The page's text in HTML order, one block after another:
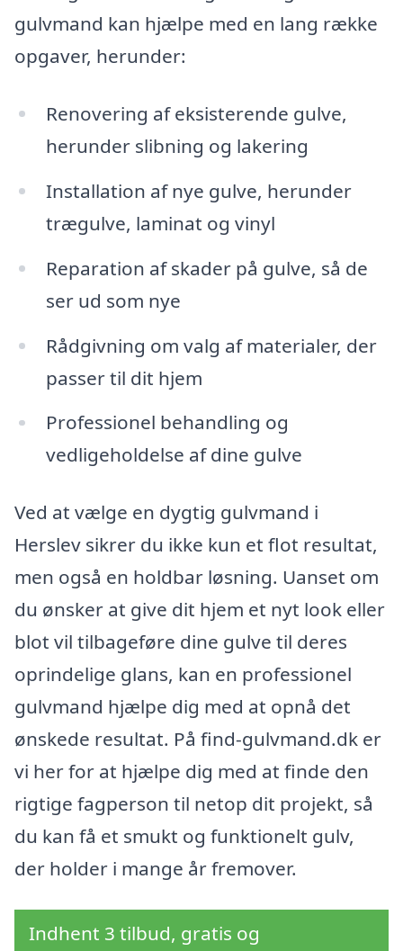
gulvmand kan hjælpe med en lang række
opgaver, herunder:
Renovering af eksisterende gulve,
herunder slibning og lakering
Installation af nye gulve, herunder
trægulve, laminat og vinyl
Reparation af skader på gulve, så de
ser ud som nye
Rådgivning om valg af materialer, der
passer til dit hjem
Professionel behandling og
vedligeholdelse af dine gulve
Ved at vælge en dygtig gulvmand i
Herslev sikrer du ikke kun et flot resultat,
men også en holdbar løsning. Uanset om
du ønsker at give dit hjem et nyt look eller
blot vil tilbageføre dine gulve til deres
oprindelige glans, kan en professionel
gulvmand hjælpe dig med at opnå det
ønskede resultat. På find-gulvmand.dk er
vi her for at hjælpe dig med at finde den
rigtige fagperson til netop dit projekt, så
du kan få et smukt og funktionelt gulv,
der holder i mange år fremover.
Indhent 3 tilbud, gratis og